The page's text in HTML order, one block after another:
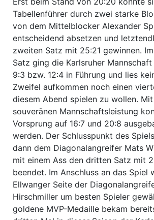
Tabellenführer durch zwei starke
von dem Mittelblocker Alexander
entscheidend absetzen und
zweiten Satz mit 25:21 gewinnen.
Satz ging die Karlsruher
9:3 bzw. 12:4 in Führung und lies
Zweifel aufkommen noch einen
diesem Abend spielen zu wollen.
souveränen Mannschaftsleistung
Vorsprung auf 16:7 und 20:8
werden. Der Schlusspunkt des
dann dem Diagonalangreifer Mats
mit einem Ass den dritten Satz mit
beendet. Im Anschluss an das Spiel
Ellwanger Seite der
Hirschmiller um besten Spieler
goldene MVP-Medaille bekam